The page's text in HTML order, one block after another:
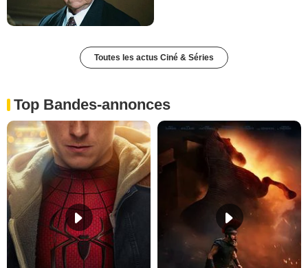
Toutes les actus Ciné & Séries
Top Bandes-annonces